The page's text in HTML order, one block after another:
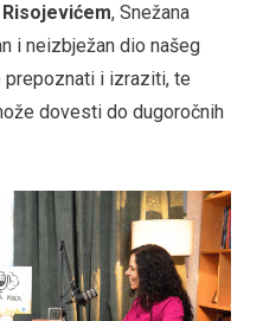
, Snežana
i neizbježan dio našeg
prepoznati i izraziti, te
dovesti do dugoročnih